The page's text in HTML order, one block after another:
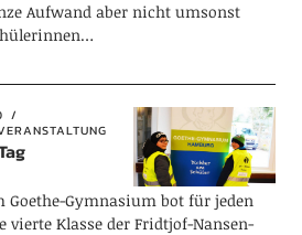
Aufwand aber nicht umsonst
Goethe-Gymnasium bot für jeden
vierte Klasse der Fridtjof-Nansen-